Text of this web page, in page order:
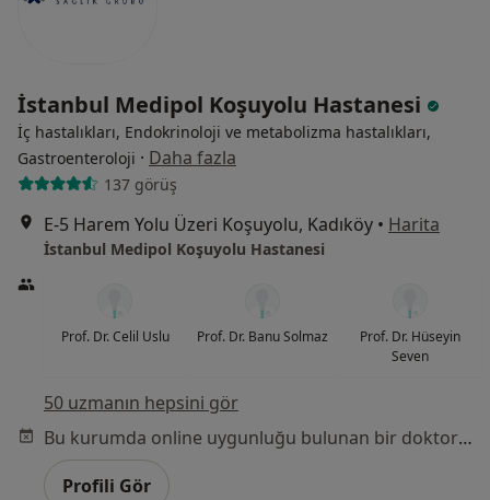
İstanbul Medipol Koşuyolu Hastanesi
İç hastalıkları, Endokrinoloji ve metabolizma hastalıkları,
Gastroenteroloji · Daha fazla
137 görüş
E-5 Harem Yolu Üzeri Koşuyolu, Kadıköy • Harita
İstanbul Medipol Koşuyolu Hastanesi
Prof. Dr. Celil Uslu Prof. Dr. Banu Solmaz
Prof. Dr. Hüseyin
Seven
50 uzmanın hepsini gör
Bu kurumda online uygunluğu bulunan bir doktor veya uzman bulunamadı
Profili Gör